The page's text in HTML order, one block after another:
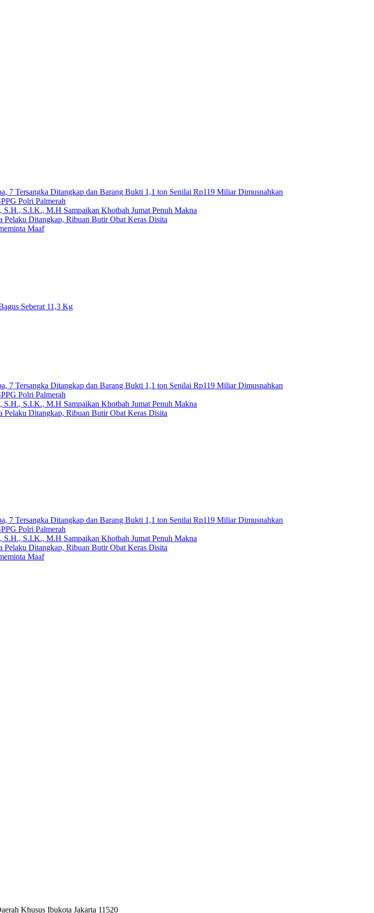
7 Tersangka Ditangkap dan Barang Bukti 1,1 ton Senilai Rp119 Miliar Dimusnahkan
Polri Palmerah
S.I.K., M.H Sampaikan Khotbah Jumat Penuh Makna
Pelaku Ditangkap, Ribuan Butir Obat Keras Disita
Maaf
Seberat 11,3 Kg
7 Tersangka Ditangkap dan Barang Bukti 1,1 ton Senilai Rp119 Miliar Dimusnahkan
Polri Palmerah
S.I.K., M.H Sampaikan Khotbah Jumat Penuh Makna
Pelaku Ditangkap, Ribuan Butir Obat Keras Disita
7 Tersangka Ditangkap dan Barang Bukti 1,1 ton Senilai Rp119 Miliar Dimusnahkan
Polri Palmerah
S.I.K., M.H Sampaikan Khotbah Jumat Penuh Makna
Pelaku Ditangkap, Ribuan Butir Obat Keras Disita
Maaf
Khusus Ibukota Jakarta 11520